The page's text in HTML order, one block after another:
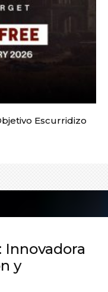
Escurridizo
Innovadora
y